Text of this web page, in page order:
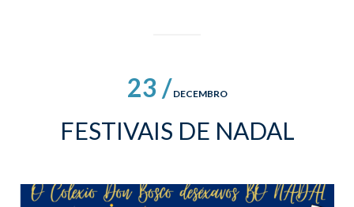
23 / DECEMBRO
FESTIVAIS DE NADAL